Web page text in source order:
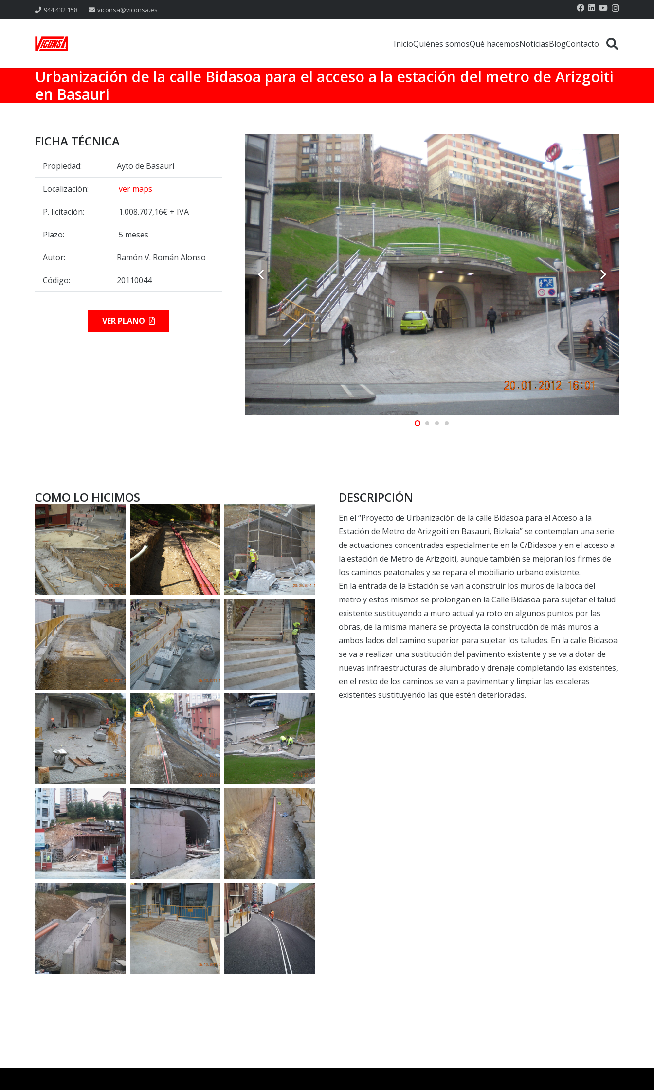
944 432 158 viconsa@viconsa.es
InicioQuiénes somosQué hacemosNoticiasBlogContacto
Urbanización de la calle Bidasoa para el acceso a la estación del metro de Arizgoiti
en Basauri
FICHA TÉCNICA
Propiedad: Ayto de Basauri
Localización: ver maps
P. licitación: 1.008.707,16€ + IVA
Plazo: 5 meses
Autor: Ramón V. Román Alonso
Código: 20110044
VER PLANO
COMO LO HICIMOS DESCRIPCIÓN
En el “Proyecto de Urbanización de la calle Bidasoa para el Acceso a la
Estación de Metro de Arizgoiti en Basauri, Bizkaia” se contemplan una serie
de actuaciones concentradas especialmente en la C/Bidasoa y en el acceso a
la estación de Metro de Arizgoiti, aunque también se mejoran los firmes de
los caminos peatonales y se repara el mobiliario urbano existente.
En la entrada de la Estación se van a construir los muros de la boca del
metro y estos mismos se prolongan en la Calle Bidasoa para sujetar el talud
existente sustituyendo a muro actual ya roto en algunos puntos por las
obras, de la misma manera se proyecta la construcción de más muros a
ambos lados del camino superior para sujetar los taludes. En la calle Bidasoa
se va a realizar una sustitución del pavimento existente y se va a dotar de
nuevas infraestructuras de alumbrado y drenaje completando las existentes,
en el resto de los caminos se van a pavimentar y limpiar las escaleras
existentes sustituyendo las que estén deterioradas.